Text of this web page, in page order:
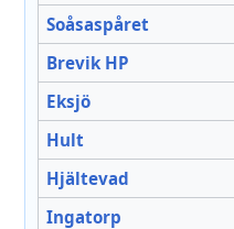
Soåsaspåret
Brevik HP
Eksjö
Hult
Hjältevad
Ingatorp